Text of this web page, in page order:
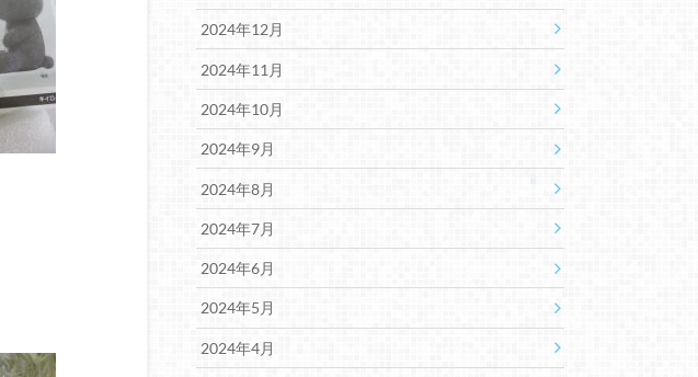
2024年12月
2024年11月
2024年10月
2024年9月
2024年8月
2024年7月
2024年6月
2024年5月
2024年4月